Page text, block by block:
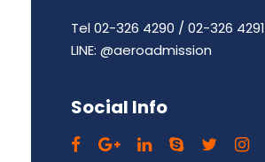
Tel 02-326 4290 / 02-326 4291
LINE: @aeroadmission
Social Info